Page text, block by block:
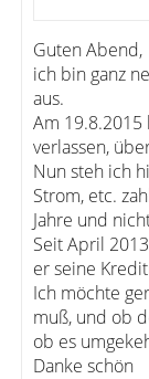
Guten Abend,
ich bin ganz
aus.
Am 19.8.2015
verlassen,
Nun steh ich
Strom, etc.
Jahre und
Seit April
er seine
Ich möchte
muß, und ob
ob es
Danke schön